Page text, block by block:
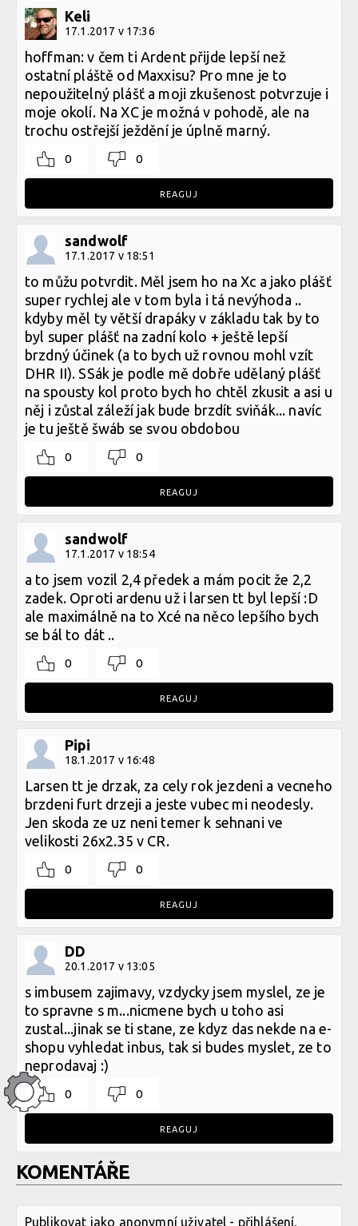
Keli
17.1.2017 v 17:36
hoffman: v čem ti Ardent přijde lepší než
ostatní pláště od Maxxisu? Pro mne je to
nepoužitelný plášť a moji zkušenost potvrzuje i
moje okolí. Na XC je možná v pohodě, ale na
trochu ostřejší ježdění je úplně marný.
0 0
REAGUJ
sandwolf
17.1.2017 v 18:51
to můžu potvrdit. Měl jsem ho na Xc a jako plášť
super rychlej ale v tom byla i tá nevýhoda ..
kdyby měl ty větší drapáky v základu tak by to
byl super plášť na zadní kolo + ještě lepší
brzdný účinek (a to bych už rovnou mohl vzít
DHR II). SSák je podle mě dobře udělaný plášť
na spousty kol proto bych ho chtěl zkusit a asi u
něj i zůstal záleží jak bude brzdít sviňák... navíc
je tu ještě šwáb se svou obdobou
0 0
REAGUJ
sandwolf
17.1.2017 v 18:54
a to jsem vozil 2,4 předek a mám pocit že 2,2
zadek. Oproti ardenu už i larsen tt byl lepší :D
ale maximálně na to Xcé na něco lepšího bych
se bál to dát ..
0 0
REAGUJ
Pipi
18.1.2017 v 16:48
Larsen tt je drzak, za cely rok jezdeni a vecneho
brzdeni furt drzeji a jeste vubec mi neodesly.
Jen skoda ze uz neni temer k sehnani ve
velikosti 26x2.35 v CR.
0 0
REAGUJ
DD
20.1.2017 v 13:05
s imbusem zajimavy, vzdycky jsem myslel, ze je
to spravne s m...nicmene bych u toho asi
zustal...jinak se ti stane, ze kdyz das nekde na e-
shopu vyhledat inbus, tak si budes myslet, ze to
neprodavaj :)
0 0
REAGUJ
KOMENTÁŘE
Publikovat jako anonymní uživatel - přihlášení,